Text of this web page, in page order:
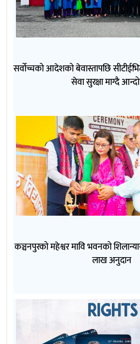
सर्वोच्चको आदेशको बेवास्तापछि
सेवा सुरक्षा माग्दै
कञ्चनपुरको महेश्वर मावि भवनको
लाख अनुदान